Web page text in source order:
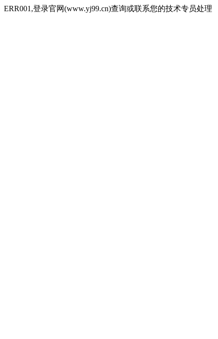
ERR001,登录官网(www.yj99.cn)查询或联系您的技术专员处理